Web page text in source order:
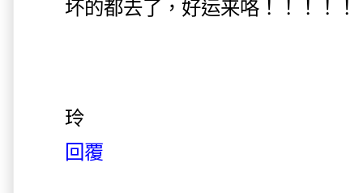
坏的都去了，好运来咯！！！！！
玲
回覆